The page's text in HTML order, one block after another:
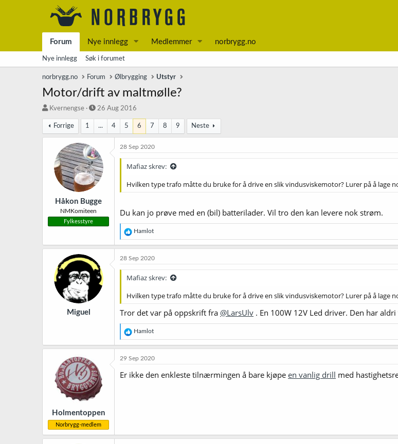
Forum Nye innlegg Medlemmer norbrygg.no
Nye innlegg Søk i forumet
norbrygg.no Forum Ølbrygging Utstyr
Motor/drift av maltmølle?
T
å
d
Kvernengse
S
a
r
d
a
t
o
26 Aug 2016
Forrige 1 ... 4 5 6 7 8 9 Neste
Håkon Bugge
NMKomiteen
Fylkesstyre
28 Sep 2020
Mafiaz skrev:
Hvilken type trafo måtte du bruke for å drive en slik vindusviskemotor? Lurer på å lage
Du kan jo prøve med en (bil) batterilader. Vil tro den kan levere nok strøm.
R
e
a
j
o
e
:
Hamlot
Miguel
28 Sep 2020
Mafiaz skrev:
Hvilken type trafo måtte du bruke for å drive en slik vindusviskemotor? Lurer på å lage
Tror det var på oppskrift fra @LarsUlv . En 100W 12V Led driver. Den har
R
e
a
o
Hamlot
Holmentoppen
Norbrygg-medlem
29 Sep 2020
Er ikke den enkleste tilnærmingen å bare kjøpe en vanlig drill med